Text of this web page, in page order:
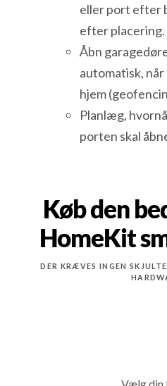
eller port efter
efter placering.
Åbn
automatisk,
hjem
Planlæg,
porten skal
Køb den
HomeKit
DER KRÆVES INGEN